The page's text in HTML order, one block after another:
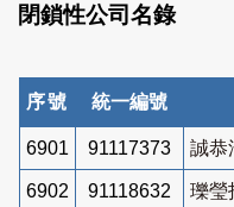
閉鎖性公司名錄
序號 統一編號
6901 91117373 誠恭
6902 91118632 瓅瑩